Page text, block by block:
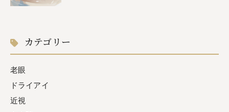
カテゴリー
老眼
ドライアイ
近視